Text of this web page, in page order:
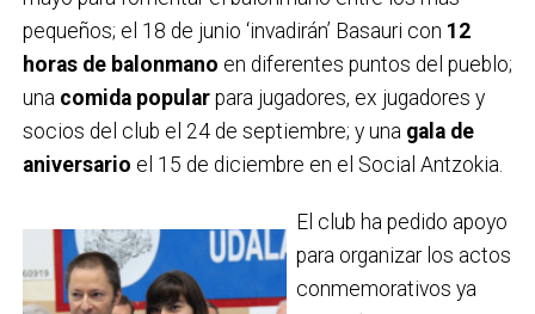
pequeños; el 18 de junio ‘invadirán’ Basauri con 12
horas de balonmano en diferentes puntos del pueblo;
una comida popularpara jugadores, ex jugadores y
socios del club el 24 de septiembre; y una gala de
aniversario el 15 de diciembre en el Social Antzokia.
El club ha pedido apoyo
para organizar los actos
conmemorativos ya